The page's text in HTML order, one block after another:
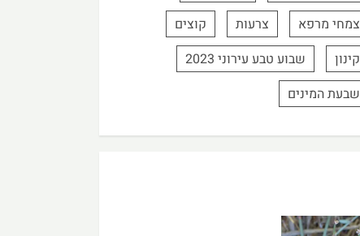
צמחי מרפא
צרעות
קוצים
קינון
שבוע טבע עירוני 2023
שבעת המינים